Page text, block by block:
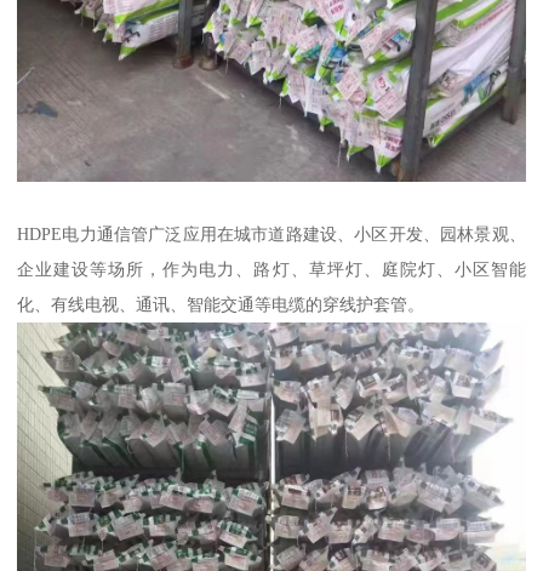
HDPE电力通信管广泛应用在城市道路建设、小区开发、园林景观、
企业建设等场所，作为电力、路灯、草坪灯、庭院灯、小区智能
化、有线电视、通讯、智能交通等电缆的穿线护套管。